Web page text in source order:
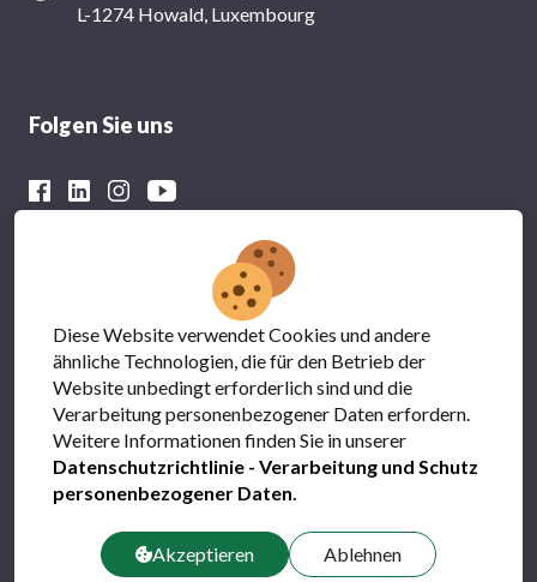
L-1274 Howald, Luxembourg
Folgen Sie uns
Mit der finanziellen Unterstützung von
FAQs
Kontact
Diese Website verwendet Cookies und andere
ähnliche Technologien, die für den Betrieb der
Website unbedingt erforderlich sind und die
Verarbeitung personenbezogener Daten erfordern.
Weitere Informationen finden Sie in unserer
Datenschutzrichtlinie - Verarbeitung und Schutz
personenbezogener Daten.
Akzeptieren Ablehnen